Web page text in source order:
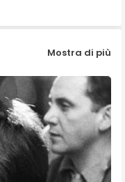
Mostra di più